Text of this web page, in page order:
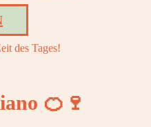
🍊🍷